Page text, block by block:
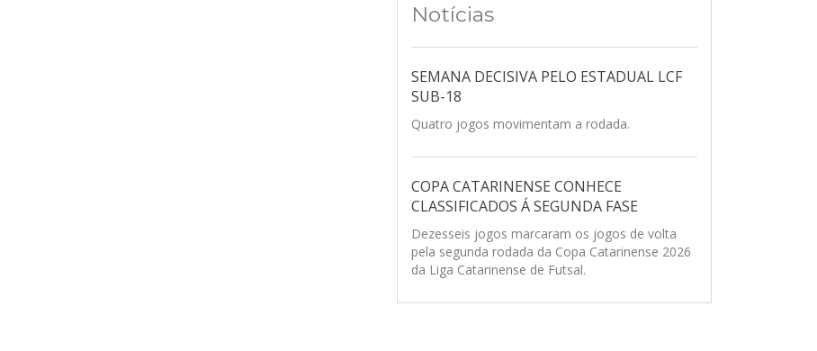
Notícias
SEMANA DECISIVA PELO ESTADUAL LCF
SUB-18
Quatro jogos movimentam a rodada.
COPA CATARINENSE CONHECE
CLASSIFICADOS Á SEGUNDA FASE
Dezesseis jogos marcaram os jogos de volta
pela segunda rodada da Copa Catarinense 2026
da Liga Catarinense de Futsal.